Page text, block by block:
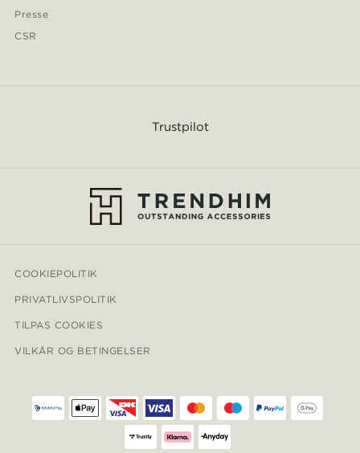
Presse
CSR
Trustpilot
COOKIEPOLITIK
PRIVATLIVSPOLITIK
TILPAS COOKIES
VILKÅR OG BETINGELSER